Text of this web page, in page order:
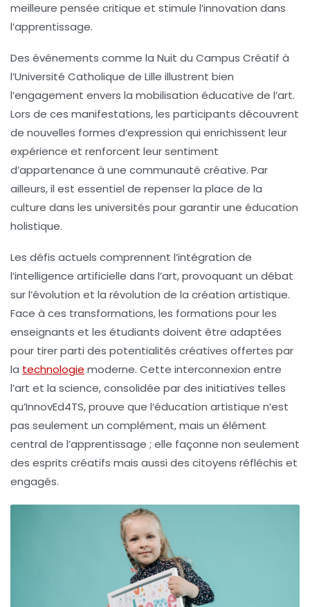
meilleure pensée critique et stimule l’innovation dans
l’apprentissage.
Des événements comme la Nuit du Campus Créatif à
l’Université Catholique de Lille illustrent bien
l’engagement envers la mobilisation éducative de l’art.
Lors de ces manifestations, les participants découvrent
de nouvelles formes d’expression qui enrichissent leur
expérience et renforcent leur sentiment
d’appartenance à une communauté créative. Par
ailleurs, il est essentiel de repenser la place de la
culture dans les universités pour garantir une éducation
holistique.
Les défis actuels comprennent l’intégration de
l’intelligence artificielle dans l’art, provoquant un débat
sur l’évolution et la révolution de la création artistique.
Face à ces transformations, les formations pour les
enseignants et les étudiants doivent être adaptées
pour tirer parti des potentialités créatives offertes par
la technologie moderne. Cette interconnexion entre
l’art et la science, consolidée par des initiatives telles
qu’InnovEd4TS, prouve que l’éducation artistique n’est
pas seulement un complément, mais un élément
central de l’apprentissage ; elle façonne non seulement
des esprits créatifs mais aussi des citoyens réfléchis et
engagés.